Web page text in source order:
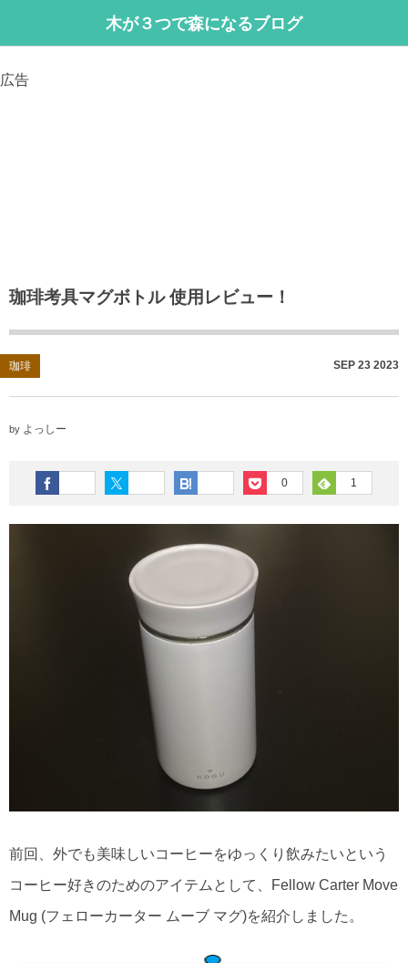
木が３つで森になるブログ
広告
珈琲考具マグボトル 使用レビュー！
珈琲 SEP 23 2023
by よっしー
0 1
前回、外でも美味しいコーヒーをゆっくり飲みたいという
コーヒー好きのためのアイテムとして、Fellow Carter Move
Mug (フェローカーター ムーブ マグ)を紹介しました。